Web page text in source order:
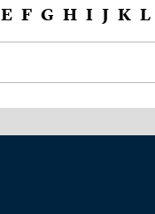
E F G H I J K L